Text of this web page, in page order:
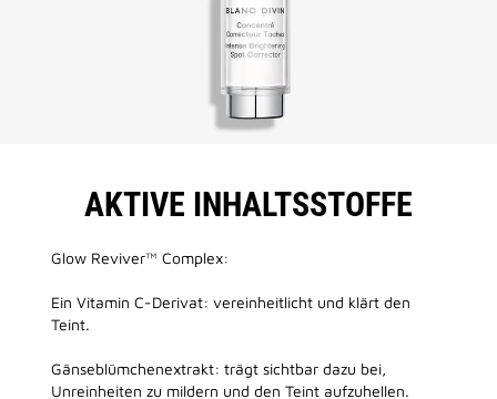
AKTIVE INHALTSSTOFFE
Glow Reviver™ Complex:
Ein Vitamin C-Derivat: vereinheitlicht und klärt den
Teint.
Gänseblümchenextrakt: trägt sichtbar dazu bei,
Unreinheiten zu mildern und den Teint aufzuhellen.